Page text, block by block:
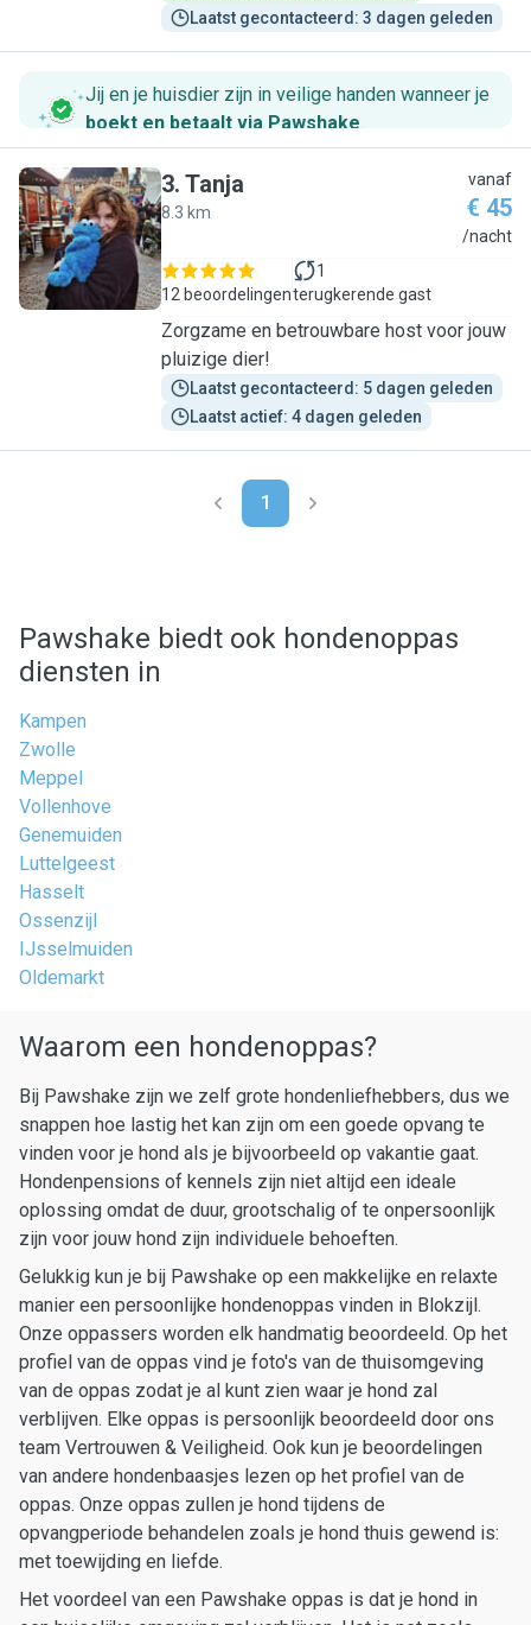
Laatst gecontacteerd: 3 dagen geleden
Jij en je huisdier zijn in veilige handen wanneer je
boekt en betaalt via Pawshake.
T
3. Tanja
8.3 km
vanaf
€ 45
/nacht
12 beoordelingen
1
terugkerende gast
Zorgzame en betrouwbare host voor jouw
pluizige dier!
Laatst gecontacteerd: 5 dagen geleden
Laatst actief: 4 dagen geleden
1
Pawshake biedt ook hondenoppas
diensten in
Kampen
Zwolle
Meppel
Vollenhove
Genemuiden
Luttelgeest
Hasselt
Ossenzijl
IJsselmuiden
Oldemarkt
Waarom een hondenoppas?
Bij Pawshake zijn we zelf grote hondenliefhebbers, dus we
snappen hoe lastig het kan zijn om een goede opvang te
vinden voor je hond als je bijvoorbeeld op vakantie gaat.
Hondenpensions of kennels zijn niet altijd een ideale
oplossing omdat de duur, grootschalig of te onpersoonlijk
zijn voor jouw hond zijn individuele behoeften.
Gelukkig kun je bij Pawshake op een makkelijke en relaxte
manier een persoonlijke hondenoppas vinden in Blokzijl.
Onze oppassers worden elk handmatig beoordeeld. Op het
profiel van de oppas vind je foto's van de thuisomgeving
van de oppas zodat je al kunt zien waar je hond zal
verblijven. Elke oppas is persoonlijk beoordeeld door ons
team Vertrouwen & Veiligheid. Ook kun je beoordelingen
van andere hondenbaasjes lezen op het profiel van de
oppas. Onze oppas zullen je hond tijdens de
opvangperiode behandelen zoals je hond thuis gewend is:
met toewijding en liefde.
Het voordeel van een Pawshake oppas is dat je hond in